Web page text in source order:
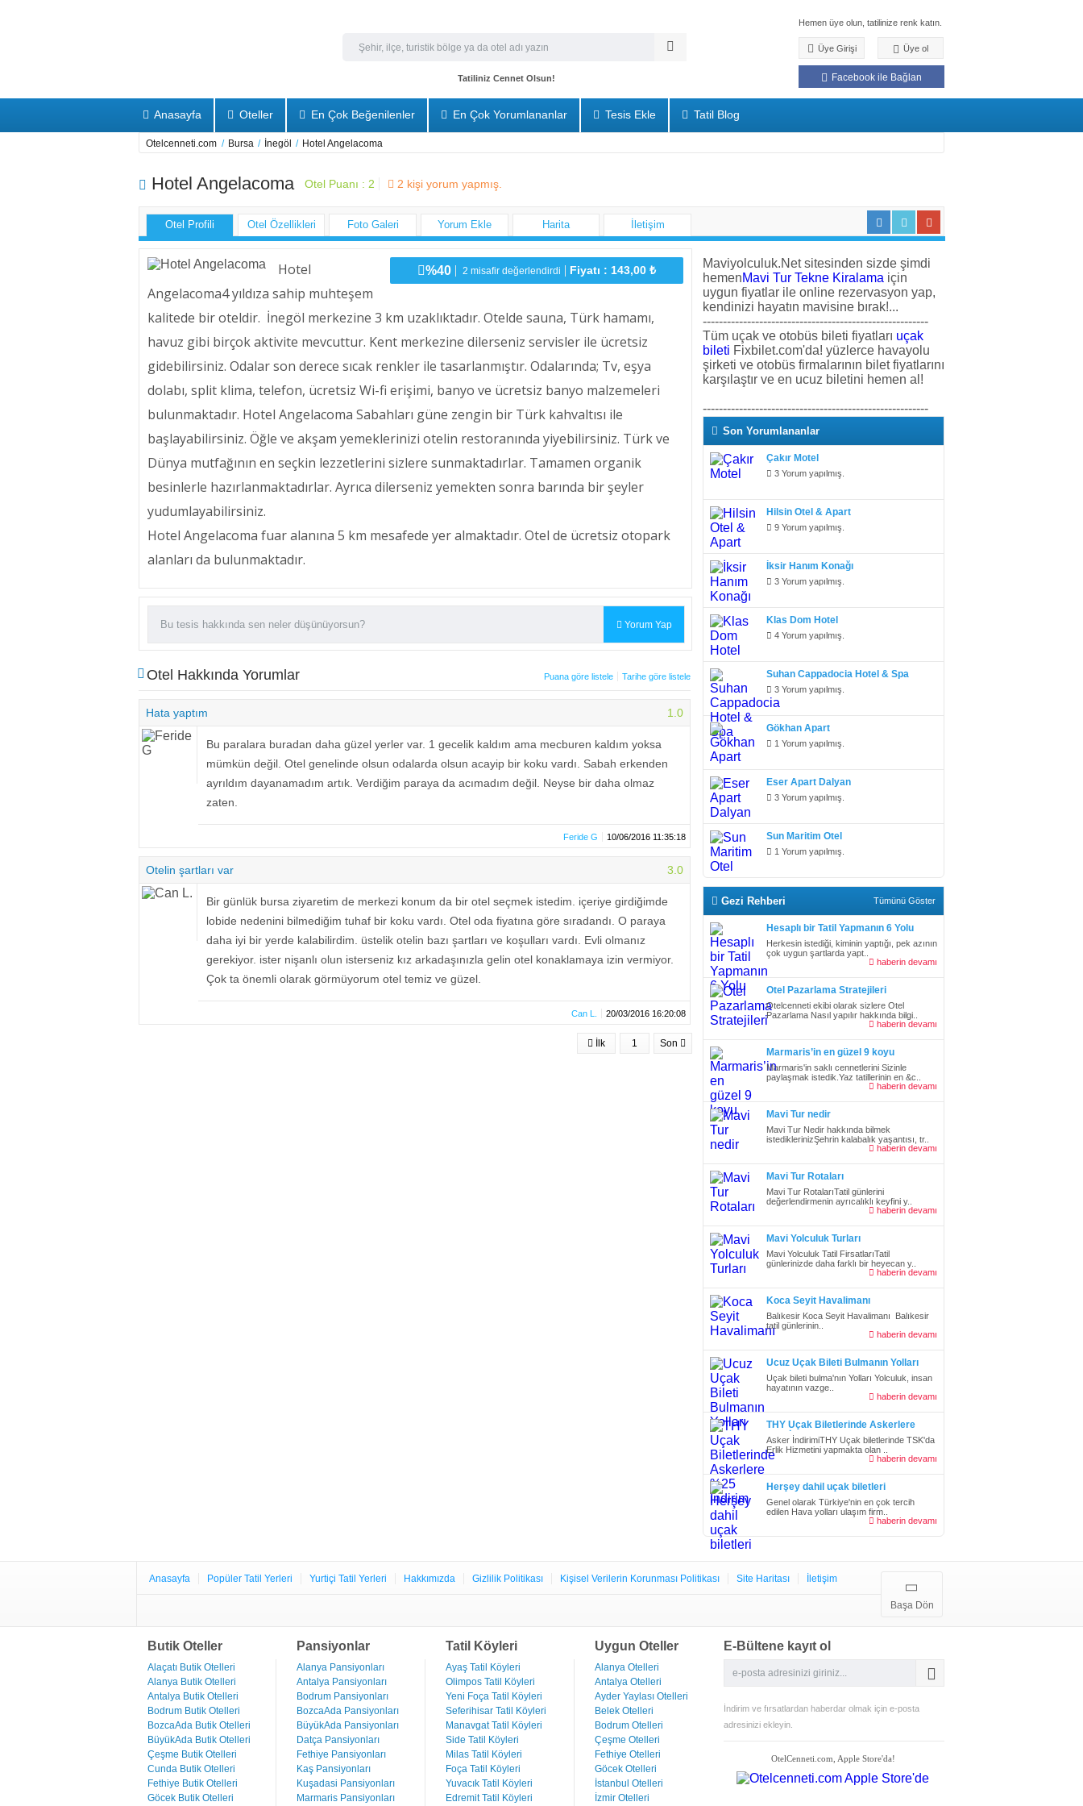
Tatiliniz Cennet Olsun!
Hemen üye olun, tatilinize renk katın.
Üye Girişi Üye ol
Facebook ile Bağlan
Anasayfa Oteller En Çok Beğenilenler En Çok Yorumlananlar Tesis Ekle Tatil Blog
Otelcenneti.com / Bursa / İnegöl / Hotel Angelacoma
Hotel Angelacoma Otel Puanı : 2 2 kişi yorum yapmış.
Otel Profili Otel Özellikleri Foto Galeri Yorum Ekle Harita İletişim
%40 2 misafir değerlendirdi Fiyatı : 143,00 ₺
Hotel
Angelacoma4 yıldıza sahip muhteşem
kalitede bir oteldir. İnegöl merkezine 3 km uzaklıktadır. Otelde sauna, Türk hamamı,
havuz gibi birçok aktivite mevcuttur. Kent merkezine dilerseniz servisler ile ücretsiz
gidebilirsiniz. Odalar son derece sıcak renkler ile tasarlanmıştır. Odalarında; Tv, eşya
dolabı, split klima, telefon, ücretsiz Wi-fi erişimi, banyo ve ücretsiz banyo malzemeleri
bulunmaktadır. Hotel Angelacoma Sabahları güne zengin bir Türk kahvaltısı ile
başlayabilirsiniz. Öğle ve akşam yemeklerinizi otelin restoranında yiyebilirsiniz. Türk ve
Dünya mutfağının en seçkin lezzetlerini sizlere sunmaktadırlar. Tamamen organik
besinlerle hazırlanmaktadırlar. Ayrıca dilerseniz yemekten sonra barında bir şeyler
yudumlayabilirsiniz.
Hotel Angelacoma fuar alanına 5 km mesafede yer almaktadır. Otel de ücretsiz otopark
alanları da bulunmaktadır.
Yorum Yap
Otel Hakkında Yorumlar Puana göre listele Tarihe göre listele
Hata yaptım 1.0
Bu paralara buradan daha güzel yerler var. 1 gecelik kaldım ama mecburen kaldım yoksa
mümkün değil. Otel genelinde olsun odalarda olsun acayip bir koku vardı. Sabah erkenden
ayrıldım dayanamadım artık. Verdiğim paraya da acımadım değil. Neyse bir daha olmaz
zaten.
Feride G 10/06/2016 11:35:18
Otelin şartları var 3.0
Bir günlük bursa ziyaretim de merkezi konum da bir otel seçmek istedim. içeriye girdiğimde
lobide nedenini bilmediğim tuhaf bir koku vardı. Otel oda fiyatına göre sıradandı. O paraya
daha iyi bir yerde kalabilirdim. üstelik otelin bazı şartları ve koşulları vardı. Evli olmanız
gerekiyor. ister nişanlı olun isterseniz kız arkadaşınızla gelin otel konaklamaya izin vermiyor.
Çok ta önemli olarak görmüyorum otel temiz ve güzel.
Can L. 20/03/2016 16:20:08
İlk 1 Son
Maviyolculuk.Net sitesinden sizde şimdi
hemenMavi Tur Tekne Kiralama için
uygun fiyatlar ile online rezervasyon yap,
kendinizi hayatın mavisine bırak!...
--------------------------------------------------------
Tüm uçak ve otobüs bileti fiyatları uçak
bileti Fixbilet.com'da! yüzlerce havayolu
şirketi ve otobüs firmalarının bilet fiyatlarını
karşılaştır ve en ucuz biletini hemen al!
--------------------------------------------------------
Son Yorumlananlar
Çakır Motel
3 Yorum yapılmış.
Hilsin Otel & Apart
9 Yorum yapılmış.
İksir Hanım Konağı
3 Yorum yapılmış.
Klas Dom Hotel
4 Yorum yapılmış.
Suhan Cappadocia Hotel & Spa
3 Yorum yapılmış.
Gökhan Apart
1 Yorum yapılmış.
Eser Apart Dalyan
3 Yorum yapılmış.
Sun Maritim Otel
1 Yorum yapılmış.
Gezi Rehberi Tümünü Göster
Hesaplı bir Tatil Yapmanın 6 Yolu
Herkesin istediği, kiminin yaptığı, pek azının
çok uygun şartlarda yapt..
haberin devamı
Otel Pazarlama Stratejileri
Otelcenneti ekibi olarak sizlere Otel
Pazarlama Nasıl yapılır hakkında bilgi..
haberin devamı
Marmaris’in en güzel 9 koyu
Marmaris'in saklı cennetlerini Sizinle
paylaşmak istedik.Yaz tatillerinin en &c..
haberin devamı
Mavi Tur nedir
Mavi Tur Nedir hakkında bilmek
istediklerinizŞehrin kalabalık yaşantısı, tr..
haberin devamı
Mavi Tur Rotaları
Mavi Tur RotalarıTatil günlerini
değerlendirmenin ayrıcalıklı keyfini y..
haberin devamı
Mavi Yolculuk Turları
Mavi Yolculuk Tatil FirsatlarıTatil
günlerinizde daha farklı bir heyecan y..
haberin devamı
Koca Seyit Havalimanı
Balıkesir Koca Seyit Havalimanı Balıkesir
tatil günlerinin..
haberin devamı
Ucuz Uçak Bileti Bulmanın Yolları
Uçak bileti bulma'nın Yolları Yolculuk, insan
hayatının vazge..
haberin devamı
THY Uçak Biletlerinde Askerlere
%25 İndirim
Asker İndirimiTHY Uçak biletlerinde TSK'da
Erlik Hizmetini yapmakta olan ..
haberin devamı
Herşey dahil uçak biletleri
Genel olarak Türkiye'nin en çok tercih
edilen Hava yolları ulaşım firm..
haberin devamı
Anasayfa Popüler Tatil Yerleri Yurtiçi Tatil Yerleri Hakkımızda Gizlilik Politikası Kişisel Verilerin Korunması Politikası Site Haritası İletişim
Başa Dön
Butik Oteller
Alaçatı Butik Otelleri
Alanya Butik Otelleri
Antalya Butik Otelleri
Bodrum Butik Otelleri
BozcaAda Butik Otelleri
BüyükAda Butik Otelleri
Çeşme Butik Otelleri
Cunda Butik Otelleri
Fethiye Butik Otelleri
Göcek Butik Otelleri
Pansiyonlar
Alanya Pansiyonları
Antalya Pansiyonları
Bodrum Pansiyonları
BozcaAda Pansiyonları
BüyükAda Pansiyonları
Datça Pansiyonları
Fethiye Pansiyonları
Kaş Pansiyonları
Kuşadasi Pansiyonları
Marmaris Pansiyonları
Tatil Köyleri
Ayaş Tatil Köyleri
Olimpos Tatil Köyleri
Yeni Foça Tatil Köyleri
Seferihisar Tatil Köyleri
Manavgat Tatil Köyleri
Side Tatil Köyleri
Milas Tatil Köyleri
Foça Tatil Köyleri
Yuvacık Tatil Köyleri
Edremit Tatil Köyleri
Uygun Oteller
Alanya Otelleri
Antalya Otelleri
Ayder Yaylası Otelleri
Belek Otelleri
Bodrum Otelleri
Çeşme Otelleri
Fethiye Otelleri
Göcek Otelleri
İstanbul Otelleri
İzmir Otelleri
E-Bültene kayıt ol
İndirim ve fırsatlardan haberdar olmak için e-posta
adresinizi ekleyin.
OtelCenneti.com, Apple Store'da!